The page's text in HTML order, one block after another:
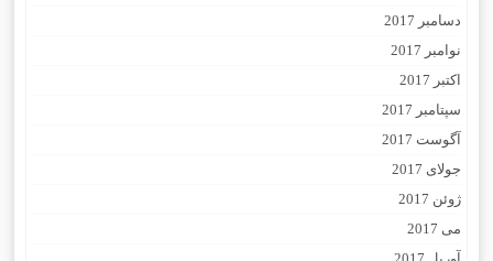
دسامبر 2017
نوامبر 2017
اکتبر 2017
سپتامبر 2017
آگوست 2017
جولای 2017
ژوئن 2017
می 2017